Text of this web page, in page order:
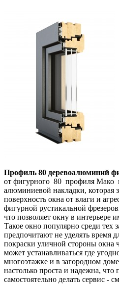
Профиль 80 деревоалюминий
от фигурного 80 профиля Мако
алюминиевой накладки,
поверхность окна от влаги и
фигурной рустикальной
что позволяет окну в интерьере
Такое окно популярно среди тех
предпочитают не уделять время
покраски уличной стороны окна
может устанавливаться где
многоэтажке и в загородном
настолько проста и надежна, что
самостоятельно делать сервис -